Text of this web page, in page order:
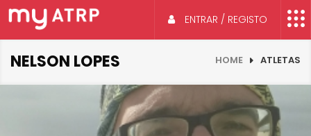
ENTRAR / REGISTO
NELSON LOPES HOME ATLETAS